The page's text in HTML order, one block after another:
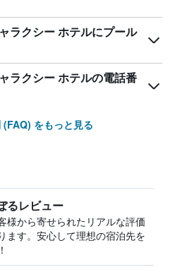
ラクシー ホテルにプール
ラクシー ホテルの電話番
(FAQ) をもっと見る
るレビュー
様から寄せられたリアルな評価
ます。安心して理想の宿泊先を